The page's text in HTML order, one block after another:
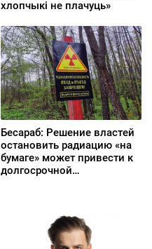
хлопчыкі не плачуць»
Бесараб: Решение властей
остановить радиацию «на
бумаге» может привести к
долгосрочной